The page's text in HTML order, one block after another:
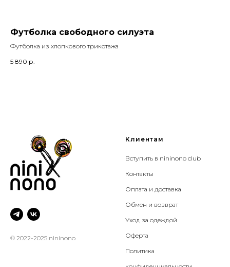
Футболка свободного силуэта
Футболка из хлопкового трикотажа
5 890 р.
© 2022-2025 nininono
Клиентам
Вступить в nininono club
Контакты
Оплата и доставка
Обмен и возврат
Уход за одеждой
Оферта
Политика